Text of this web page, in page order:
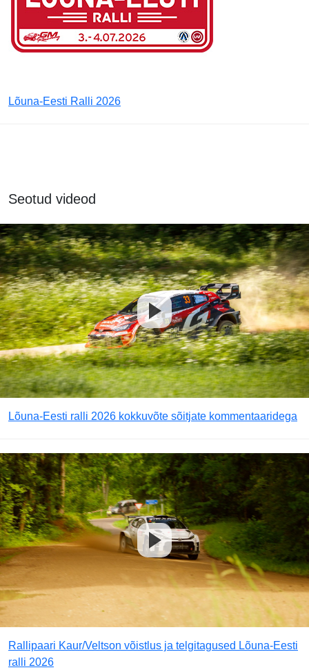
Lõuna-Eesti Ralli 2026
Seotud videod
Lõuna-Eesti ralli 2026 kokkuvõte sõitjate kommentaaridega
Rallipaari Kaur/Veltson võistlus ja telgitagused Lõuna-Eesti
ralli 2026